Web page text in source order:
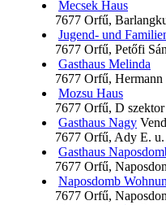
Mecsek Haus
7677 Orfű,
Jugend- und
7677 Orfű, Petőfi
Gasthaus Melinda
7677 Orfű, Hermann
Mozsu Haus
7677 Orfű, D
Gasthaus Nagy
7677 Orfű, Ady E. u.
Gasthaus
7677 Orfű,
Naposdomb
7677 Orfű,